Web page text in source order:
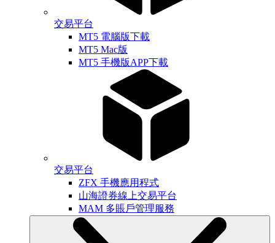
交易平台
MT5 電腦版下載
MT5 Mac版
MT5 手機版APP下載
交易平台
ZFX 手機應用程式
山海證券線上交易平台
MAM 多賬戶管理服務